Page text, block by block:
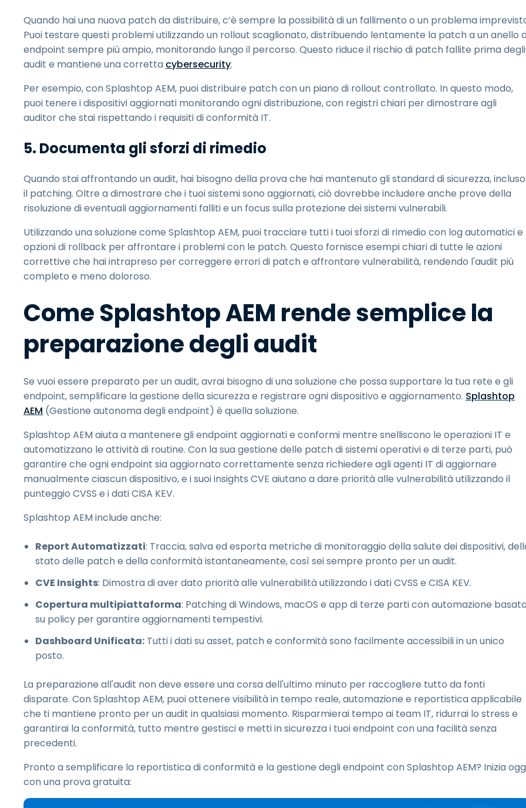
Quando hai una nuova patch da distribuire, c’è sempre la possibilità di un fallimento o un problema
Puoi testare questi problemi utilizzando un rollout scaglionato, distribuendo lentamente la patch a un anello
endpoint sempre più ampio, monitorando lungo il percorso. Questo riduce il rischio di patch fallite prima degli
audit e mantiene una corretta cybersecurity.
Per esempio, con Splashtop AEM, puoi distribuire patch con un piano di rollout controllato. In questo modo,
puoi tenere i dispositivi aggiornati monitorando ogni distribuzione, con registri chiari per dimostrare agli
auditor che stai rispettando i requisiti di conformità IT.
5. Documenta gli sforzi di rimedio
Quando stai affrontando un audit, hai bisogno della prova che hai mantenuto gli standard di sicurezza, incluso
il patching. Oltre a dimostrare che i tuoi sistemi sono aggiornati, ciò dovrebbe includere anche prove della
risoluzione di eventuali aggiornamenti falliti e un focus sulla protezione dei sistemi vulnerabili.
Utilizzando una soluzione come Splashtop AEM, puoi tracciare tutti i tuoi sforzi di rimedio con log automatici e
opzioni di rollback per affrontare i problemi con le patch. Questo fornisce esempi chiari di tutte le azioni
correttive che hai intrapreso per correggere errori di patch e affrontare vulnerabilità, rendendo l'audit più
completo e meno doloroso.
Come Splashtop AEM rende semplice la
preparazione degli audit
Se vuoi essere preparato per un audit, avrai bisogno di una soluzione che possa supportare la tua rete e gli
endpoint, semplificare la gestione della sicurezza e registrare ogni dispositivo e aggiornamento. Splashtop
AEM (Gestione autonoma degli endpoint) è quella soluzione.
Splashtop AEM aiuta a mantenere gli endpoint aggiornati e conformi mentre snelliscono le operazioni IT e
automatizzano le attività di routine. Con la sua gestione delle patch di sistemi operativi e di terze parti, può
garantire che ogni endpoint sia aggiornato correttamente senza richiedere agli agenti IT di aggiornare
manualmente ciascun dispositivo, e i suoi insights CVE aiutano a dare priorità alle vulnerabilità utilizzando il
punteggio CVSS e i dati CISA KEV.
Splashtop AEM include anche:
Report Automatizzati: Traccia, salva ed esporta metriche di monitoraggio della salute dei dispositivi,
stato delle patch e della conformità istantaneamente, così sei sempre pronto per un audit.
CVE Insights: Dimostra di aver dato priorità alle vulnerabilità utilizzando i dati CVSS e CISA KEV.
Copertura multipiattaforma: Patching di Windows, macOS e app di terze parti con automazione
su policy per garantire aggiornamenti tempestivi.
Dashboard Unificata: Tutti i dati su asset, patch e conformità sono facilmente accessibili in un unico
posto.
La preparazione all'audit non deve essere una corsa dell'ultimo minuto per raccogliere tutto da fonti
disparate. Con Splashtop AEM, puoi ottenere visibilità in tempo reale, automazione e reportistica applicabile
che ti mantiene pronto per un audit in qualsiasi momento. Risparmierai tempo ai team IT, ridurrai lo stress e
garantirai la conformità, tutto mentre gestisci e metti in sicurezza i tuoi endpoint con una facilità senza
precedenti.
Pronto a semplificare la reportistica di conformità e la gestione degli endpoint con Splashtop AEM? Inizia
con una prova gratuita: